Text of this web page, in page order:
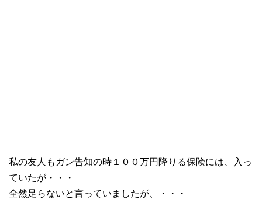
私の友人もガン告知の時１００万円降りる保険には、入っ
ていたが・・・
全然足らないと言っていましたが、・・・